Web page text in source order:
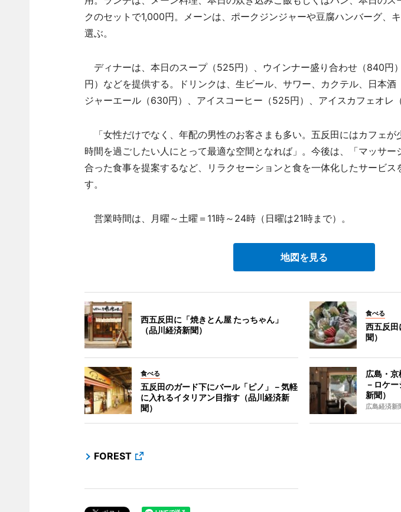
クのセットで1,000円。メーンは、ポークジンジャーや豆腐ハンバーグ、
選ぶ。
ディナーは、本日のスープ（525円）、ウインナー盛り合わせ（840円
円）などを提供する。ドリンクは、生ビール、サワー、カクテル、日本
ジャーエール（630円）、アイスコーヒー（525円）、アイスカフェオレ
「女性だけでなく、年配の男性のお客さまも多い。五反田にはカフェが
時間を過ごしたい人にとって最適な空間となれば」。今後は、「マッサー
合った食事を提案するなど、リラクセーションと食を一体化したサービス
す。
営業時間は、月曜～土曜＝11時～24時（日曜は21時まで）。
地図を見る
西五反田に「焼きとん屋 たっちゃん」
（品川経済新聞）
食べる
西五反田
聞）
食べる
五反田のガード下にバール「ピノ」－気軽
に入れるイタリアン目指す（品川経済新
聞）
広島・京
－ロケ
新聞）
広島経済新
FOREST